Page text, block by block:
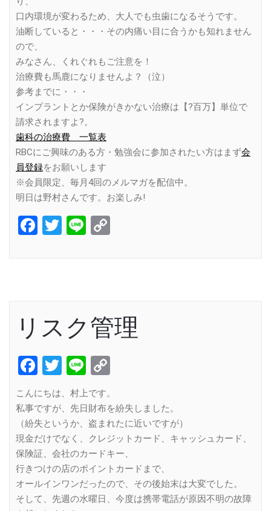
口内環境が変わるため、大人でも虫歯になるそうです。
油断していると・・・その内痛い目に合うかも知れません
ので、
みなさん、くれぐれもご注意を！
治療費も馬鹿になりませんよ？（泣）
参考までに・・・
インプラントとか保険がきかない治療は【?百万】単位で
請求されますよ?。
歯科の治療費 一覧表
RBCにご興味のある方・勉強会に参加されたい方はまず会
員登録をお願いします
※会員限定、毎月4回のメルマガを配信中。
明日は野村さんです。お楽しみ!
Facebook
Twitter
Line
リスク管理
Facebook
Twitter
Line
こんにちは、村上です。
私事ですが、先日財布を紛失しました。
（紛失というか、盗まれたに近いですが）
現金だけでなく、クレジットカード、キャッシュカード、
保険証、会社のカードキー、
行きつけの店のポイントカードまで、
オールインワンだったので、その後始末は大変でした。
そして、先週の水曜日、今度は携帯電話が原因不明の故障